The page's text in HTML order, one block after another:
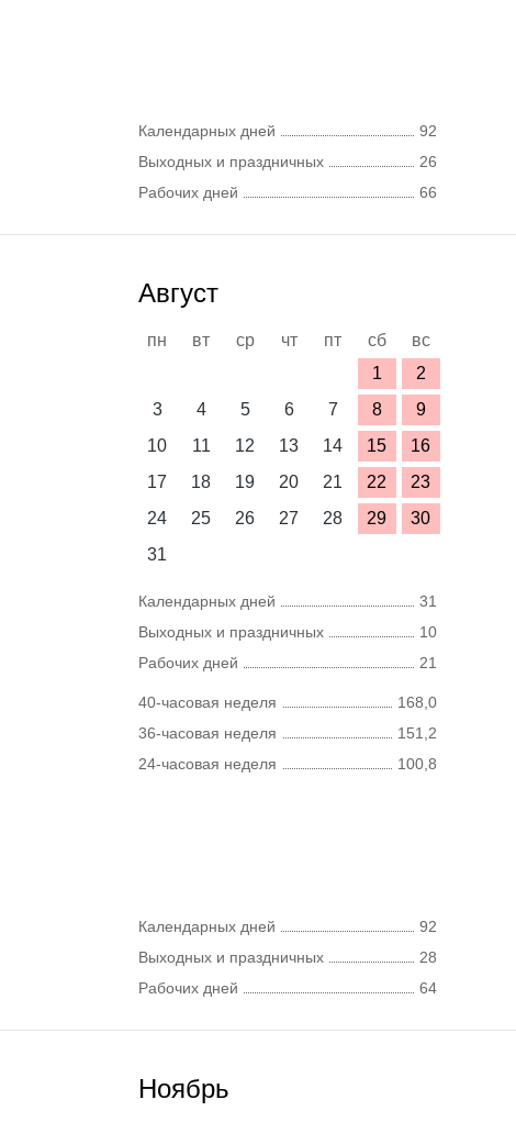
Календарных дней
92
Выходных и праздничных
26
Рабочих дней
66
Август
пн вт ср чт пт сб
вс
1
2
3
4 5 6 7 8
9
10
11 12 13 14 15
16
17
18 19 20 21 22
23
24
25 26 27 28 29
30
31
Календарных дней
31
Выходных и праздничных
10
Рабочих дней
21
40-часовая неделя
168,0
36-часовая неделя
151,2
24-часовая неделя
100,8
Календарных дней
92
Выходных и праздничных
28
Рабочих дней
64
Ноябрь